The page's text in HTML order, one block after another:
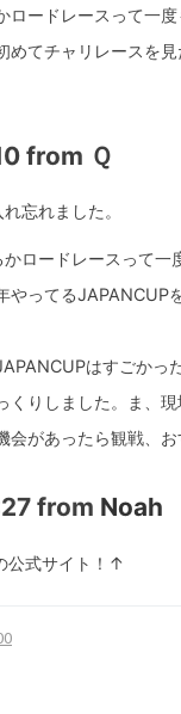
ロードレースって一
めてチャリレースを
from Ｑ
忘れました。
ロードレースって一
やってるJAPANCUP
はすごかっ
くりしました。ま、
があったら観戦、お
from Noah
公式サイト！↑